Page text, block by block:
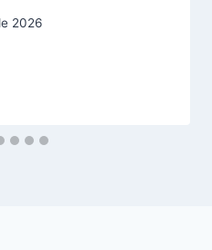
2026